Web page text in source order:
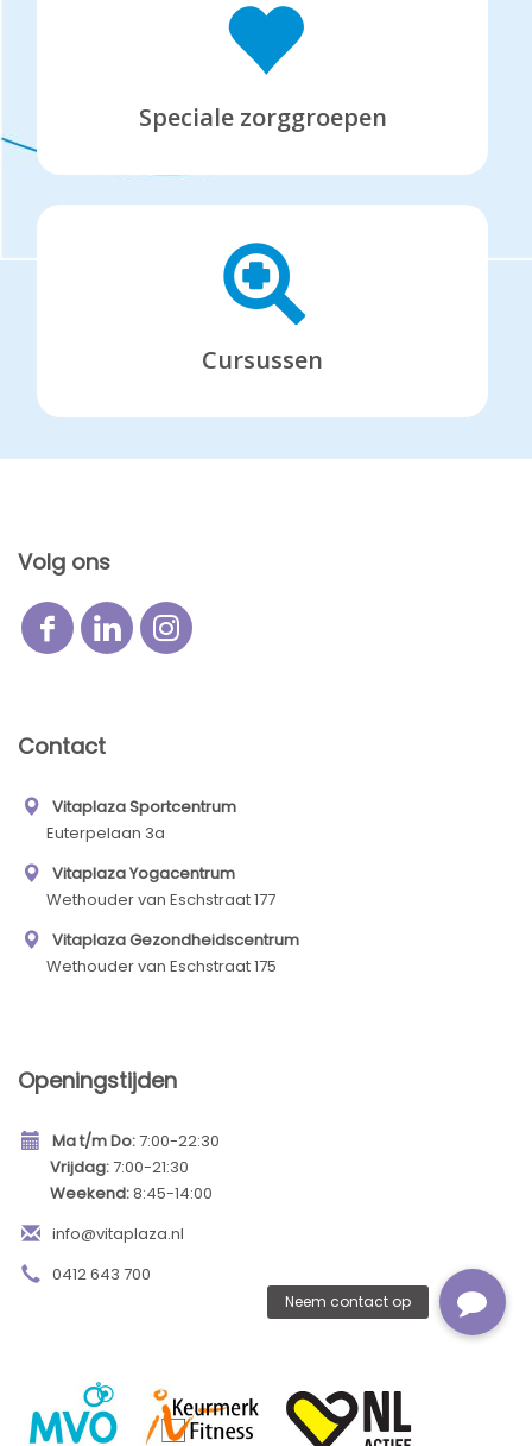
Speciale zorggroepen
Cursussen
Volg ons
Contact
Vitaplaza Sportcentrum
Euterpelaan 3a
Vitaplaza Yogacentrum
Wethouder van Eschstraat 177
Vitaplaza Gezondheidscentrum
Wethouder van Eschstraat 175
Openingstijden
Ma t/m Do:7:00-22:30
Vrijdag:7:00-21:30
Weekend:8:45-14:00
info@vitaplaza.nl
0412 643 700